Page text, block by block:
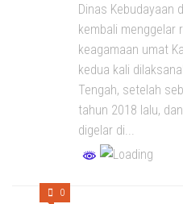
Dinas Kebudayaan
kembali menggelar
keagamaan umat
kedua kali
Tengah, setelah
tahun 2018 lalu,
digelar di...
0